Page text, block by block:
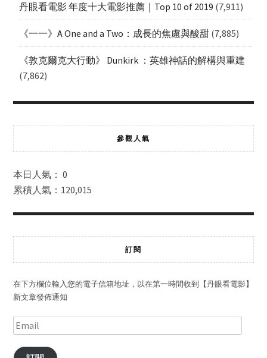
丹眼看電影 年度十大電影推薦｜Top 10 of 2019 (7,911)
《一一》A One and a Two：成長的焦慮與酸甜 (7,885)
《敦克爾克大行動》 Dunkirk ：英雄神話的解構與重建
(7,862)
參觀人氣
本日人氣： 0
累積人氣：120,015
訂閱
在下方欄位輸入您的電子信箱地址，以在第一時間收到【丹眼看電影】
新文章發佈通知